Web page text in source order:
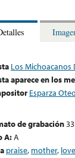
Los
aparece en los
Esparza
de grabación33
A:A
praise, mother, love